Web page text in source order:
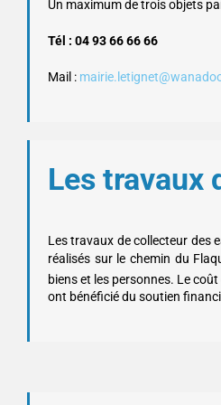
Un maximum de trois objets
Tél : 04 93 66 66 66
Mail :
Les travaux
Les travaux de collecteur des
réalisés sur le chemin du
biens et les personnes. Le
ont bénéficié du soutien